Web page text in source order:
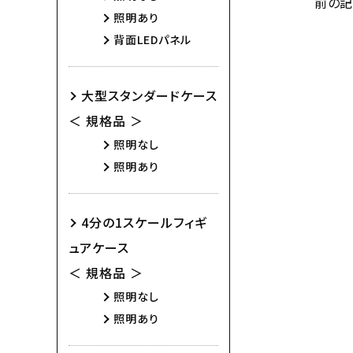
照明あり
背面LEDパネル
大型スタンダードケース
＜ 規格品 ＞
照明なし
照明あり
4分の1スケールフィギ
ュアケース
＜ 規格品 ＞
照明なし
照明あり